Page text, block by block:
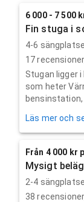
6 000 - 7 500
Fin stuga i
4-6
17
Stugan ligger
som heter
bensinstation,
Läs mer och
Från 4 000 kr
Mysigt
2-4
38